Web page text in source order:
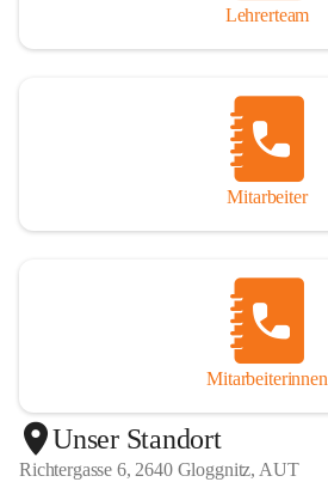
Lehrerteam
Mitarbeiter
Mitarbeiterinnen
Unser Standort
Richtergasse 6, 2640 Gloggnitz, AUT